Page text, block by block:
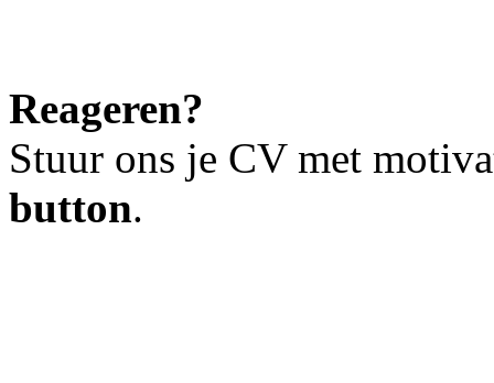
Reageren?
Stuur ons je CV met
button.